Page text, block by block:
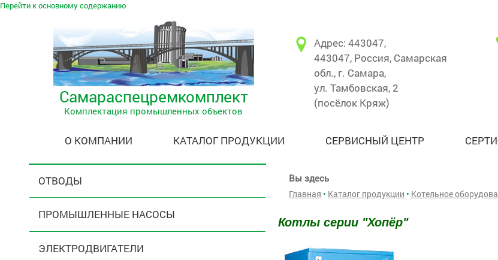
Перейти к основному содержанию
Самараспецремкомплект
Комплектация промышленных объектов
Адрес: 443047,
443047, Россия, Самарская
обл., г. Самара,
ул. Тамбовская, 2
(посёлок Кряж)
О КОМПАНИИ КАТАЛОГ ПРОДУКЦИИ СЕРВИСНЫЙ ЦЕНТР
ОТВОДЫ
ПРОМЫШЛЕННЫЕ НАСОСЫ
ЭЛЕКТРОДВИГАТЕЛИ
Вы здесь
Главная • Каталог продукции • Котельное
Котлы серии "Хопёр"